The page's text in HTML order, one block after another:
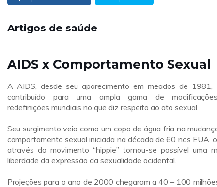
Artigos de saúde
AIDS x Comportamento Sexual
A AIDS, desde seu aparecimento em meados de 1981,
contribuído para uma ampla gama de
redefinições mundiais no que diz respeito ao ato sexual.
Seu surgimento veio como um copo de água fria na
comportamento sexual iniciada na década de 60 nos EUA,
através do movimento “hippie” tornou-se possível uma
liberdade da expressão da sexualidade ocidental.
Projeções para o ano de 2000 chegaram a 40 – 100